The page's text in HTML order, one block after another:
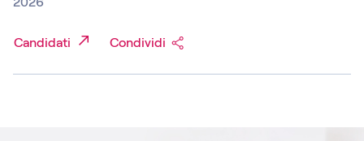
Candidati Condividi